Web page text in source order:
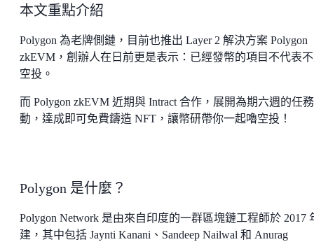
本文重點介紹
Polygon 為老牌側鏈，目前也推出 Layer 2 解決方案 Polygon
zkEVM，創辦人在日前更是表示：已經發幣的項目不代表
空投。
而 Polygon zkEVM 近期與 Intract 合作，展開為期六週的任
動，達成即可免費鑄造 NFT，讓幣研帶你一起嚕空投！
Polygon 是什麼？
Polygon Network 是由來自印度的一群區塊鏈工程師於 2017
建，其中包括 Jaynti Kanani、Sandeep Nailwal 和 Anurag